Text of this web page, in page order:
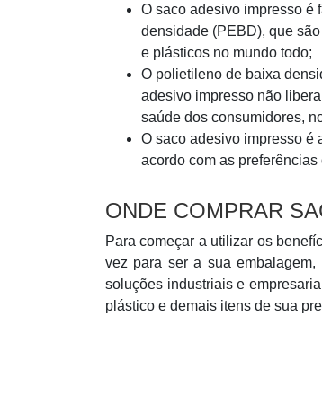
O saco adesivo impresso é
densidade (PEBD), que
e plásticos no mundo todo;
O polietileno de baixa
adesivo impresso não
saúde dos consumidores,
O saco adesivo impresso é
acordo com as
ONDE COMPRAR
Para começar a utilizar os
vez para ser a sua
soluções industriais e
plástico e demais itens de sua